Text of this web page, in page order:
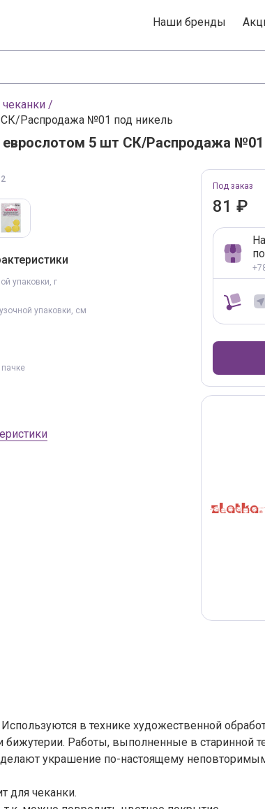
Наши бренды
чеканки /
СК/Распродажа №01 под никель
еврослотом 5 шт СК/Распродажа
товара,
2
упаковки, г
упаковки, см
Под заказ
81 ₽
в технике художественной
Работы, выполненные в старинной
украшение по-настоящему
для чеканки.